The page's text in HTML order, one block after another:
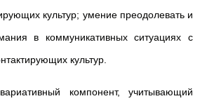
культур; умение преодолевать и
в коммуникативных ситуациях с
культур.
компонент, учитывающий